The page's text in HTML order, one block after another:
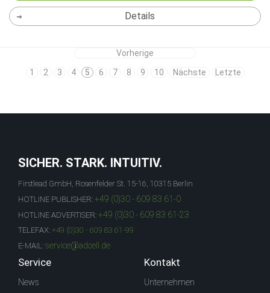
Details
Vorherige
1
2 3 4 5 6 7 8 9 10 Nächste Letzte
SICHER. STARK. INTUITIV.
Firstlead GmbH, Rosenfelder St. 15-16, 10315 Berlin
HOTLINE PUBLISHER: +49 (0)30 - 609 83 61-0
HOTLINE ADVERTISER: +49 (0)30 - 609 83 61-23
TELEFAX: +49 (0)30 - 609 83 61-99
E-MAIL: service@adcell.de
Service
News
Kontakt
Unternehmen